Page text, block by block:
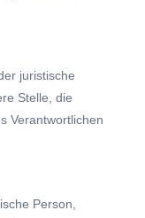
juristische
Stelle, die
Verantwortlichen
Person,